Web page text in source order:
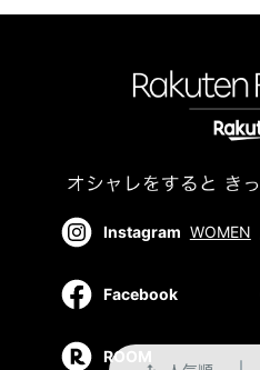
Instagram WOMEN
Facebook
ROOM